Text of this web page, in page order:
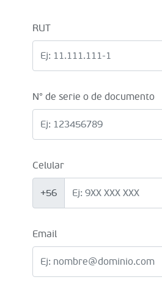
RUT
N° de serie o de documento
Celular
+56
Email